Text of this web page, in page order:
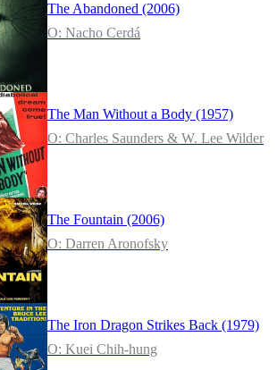
The Abandoned (2006)
O: Nacho Cerdá
The Man Without a Body (1957)
O: Charles Saunders & W. Lee Wilder
The Fountain (2006)
O: Darren Aronofsky
The Iron Dragon Strikes Back (1979)
O: Kuei Chih-hung